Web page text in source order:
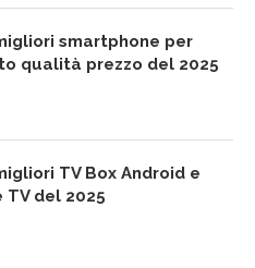
smartphone per
qualità prezzo del 2025
TV Box Android e
TV del 2025